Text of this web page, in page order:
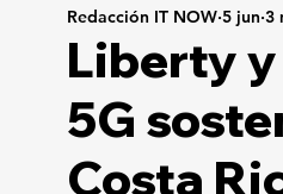
Liberty
5G
Costa
Redacción IT NOW 5 jun 3